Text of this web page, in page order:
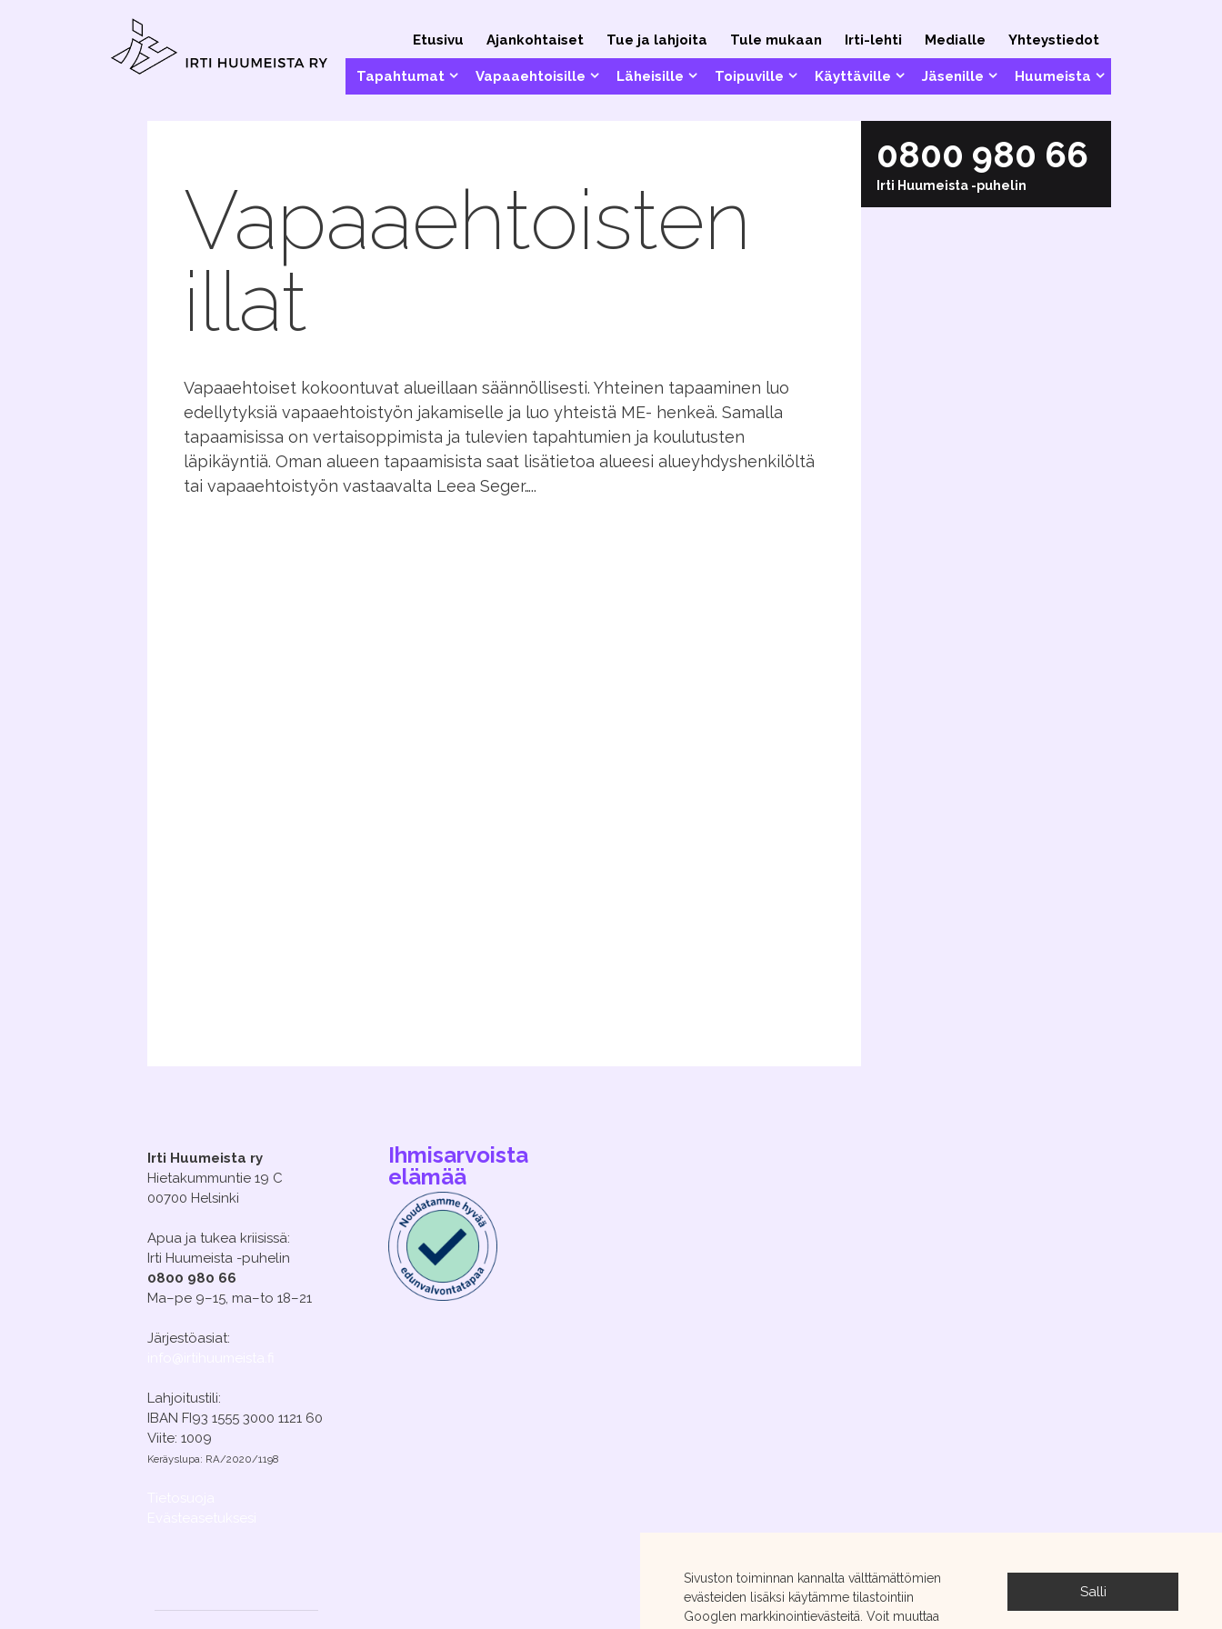
Sivuston toiminnan kannalta välttämättömien
evästeiden lisäksi käytämme tilastointiin
Googlen markkinointievästeitä. Voit muuttaa
Salli
Etusivu Ajankohtaiset Tue ja lahjoita Tule mukaan Irti-lehti Medialle Yhteystiedot
Tapahtumat Vapaa­ehtoisille Läheisille Toipuville Käyttäville Jäsenille Huumeista
Vapaaehtoisten
illat
Vapaaehtoiset kokoontuvat alueillaan säännöllisesti. Yhteinen tapaaminen luo
edellytyksiä vapaaehtoistyön jakamiselle ja luo yhteistä ME- henkeä. Samalla
tapaamisissa on vertaisoppimista ja tulevien tapahtumien ja koulutusten
läpikäyntiä. Oman alueen tapaamisista saat lisätietoa alueesi alueyhdyshenkilöltä
tai vapaaehtoistyön vastaavalta Leea Seger…..
0800 980 66
Irti Huumeista -puhelin
Irti Huumeista ry
Hietakummuntie 19 C
00700 Helsinki
Apua ja tukea kriisissä:
Irti Huumeista -puhelin
0800 980 66
Ma–pe 9–15, ma–to 18–21
Järjestöasiat:
Lahjoitustili:
IBAN FI93 1555 3000 1121 60
Viite: 1009
Keräyslupa: RA/2020/1198
Ihmisarvoista
elämää